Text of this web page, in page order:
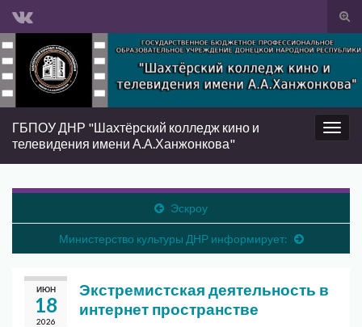
Вкл/
Search for:
Вкл/
ГБПОУ ДНР "Шахтёрский колледж кино и
телевидения имени А.А.Ханжонкова"
Эскроу
Министерство культуры ДНР информирует:
ИЮН
18
2026
Экстремистская деятельность в
интернет пространстве